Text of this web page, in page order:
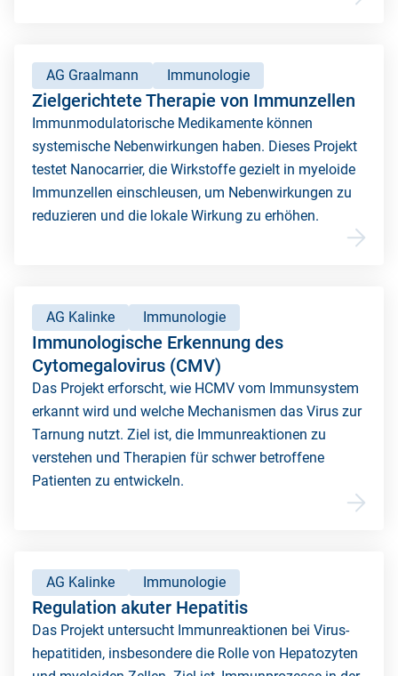
AG Graalmann Immunologie
Zielgerichtete Therapie von Immunzellen
Immunmodulatorische Medikamente können
systemische Nebenwirkungen haben. Dieses Projekt
testet Nanocarrier, die Wirkstoffe gezielt in myeloide
Immunzellen einschleusen, um Nebenwirkungen zu
reduzieren und die lokale Wirkung zu erhöhen.
AG Kalinke Immunologie
Immunologische Erkennung des
Cytomegalovirus (CMV)
Das Projekt erforscht, wie HCMV vom Immunsystem
erkannt wird und welche Mechanismen das Virus zur
Tarnung nutzt. Ziel ist, die Immunreaktionen zu
verstehen und Therapien für schwer betroffene
Patienten zu entwickeln.
AG Kalinke Immunologie
Regulation akuter Hepatitis
Das Projekt untersucht Immunreaktionen bei Virus-
hepatitiden, insbesondere die Rolle von Hepatozyten